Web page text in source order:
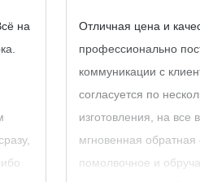
на
Отличная цена и
профессионально
коммуникации с
согласуется по
изготовления, на все
мгновенная обратная
помолвочное и